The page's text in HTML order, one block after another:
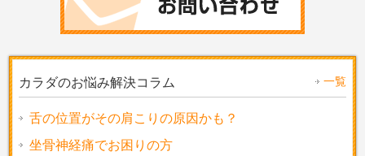
カラダのお悩み解決コラム 一覧
舌の位置がその肩こりの原因かも？
坐骨神経痛でお困りの方